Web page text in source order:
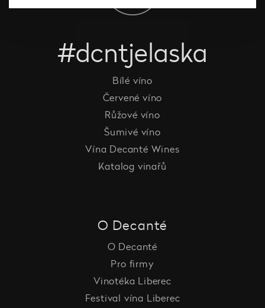
#dcntjelaska
Bílé víno
Červené víno
Růžové víno
Šumivé víno
Vína Decanté Wines
Katalog vinařů
O Decanté
O Decanté
Pro firmy
Vinotéka Liberec
Festival vína Liberec